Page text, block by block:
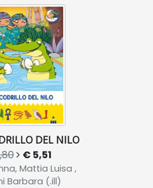
DEL NILO
€ 5,51
Mattia Luisa ,
Barbara (.ill)